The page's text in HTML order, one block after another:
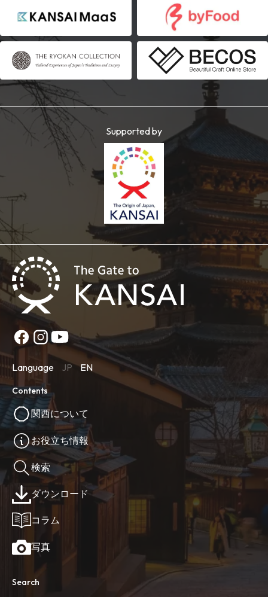
Supported by
Language JP EN
Contents
関西について
お役立ち情報
検索
ダウンロード
コラム
写真
Search